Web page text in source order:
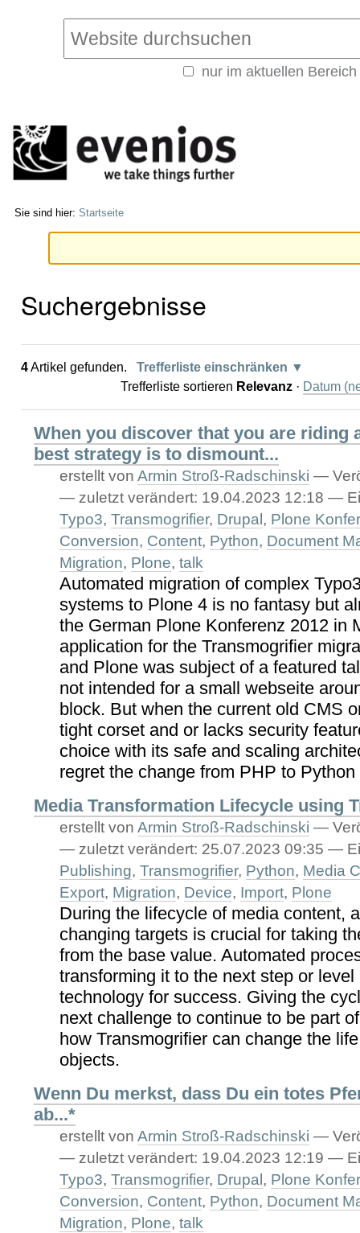
Werkzeuge
Website durchsuchen
nur im aktuellen Bereich
Sie sind hier: Startseite
Suchergebnisse
4Artikel gefunden.
Trefferliste einschränken
Trefferliste sortieren Relevanz · Datum
When you discover that you are riding
best strategy is to dismount...
erstellt vonArmin Stroß-Radschinski —
— zuletzt verändert: 19.04.2023 12:18—
Typo3,Transmogrifier, Drupal , Plone
Conversion, Content, Python, Document
Migration, Plone,talk
Automated migration of complex
systems to Plone 4 is no fantasy but
the German Plone Konferenz 2012 in
application for the Transmogrifier
and Plone was subject of a featured
not intended for a small webseite
block. But when the current old CMS
tight corset and or lacks security
choice with its safe and scaling
regret the change from PHP to
Media Transformation Lifecycle using
erstellt vonArmin Stroß-Radschinski —
— zuletzt verändert: 25.07.2023 09:35—
Publishing,Transmogrifier, Python, Media
Export, Migration, Device, Import, Plone
During the lifecycle of media content,
changing targets is crucial for taking
from the base value. Automated
transforming it to the next step or level
technology for success. Giving the
next challenge to continue to be part
how Transmogrifier can change the
objects.
Wenn Du merkst, dass Du ein totes
ab...*
erstellt vonArmin Stroß-Radschinski —
— zuletzt verändert: 19.04.2023 12:19—
Typo3,Transmogrifier, Drupal , Plone
Conversion, Content, Python, Document
Migration, Plone,talk